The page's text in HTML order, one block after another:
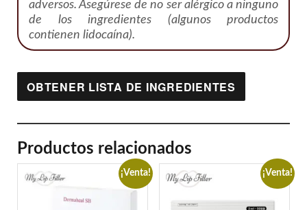
adversos. Asegúrese de no ser alérgico a ninguno
de los ingredientes (algunos productos
contienen lidocaína).
OBTENER LISTA DE INGREDIENTES
Productos relacionados
¡Venta! ¡Venta!